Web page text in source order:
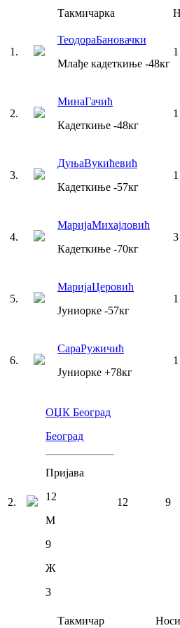
Такмичарка
1 .
ТеодораБановачки
Млађе кадеткиње -48кг
1
2.
МинаГачић
Кадеткиње -48кг
1
3.
ДуњаВукићевић
Кадеткиње -57кг
1
4.
МаријаМихајловић
Кадеткиње -70кг
3
5.
МаријаЦеровић
Јуниорке -57кг
1
6.
СараРужичић
Јуниорке +78кг
1
2.
ОЏК Београд
Београд
Пријава
12
М
9
Ж
3
12 9
Такмичар